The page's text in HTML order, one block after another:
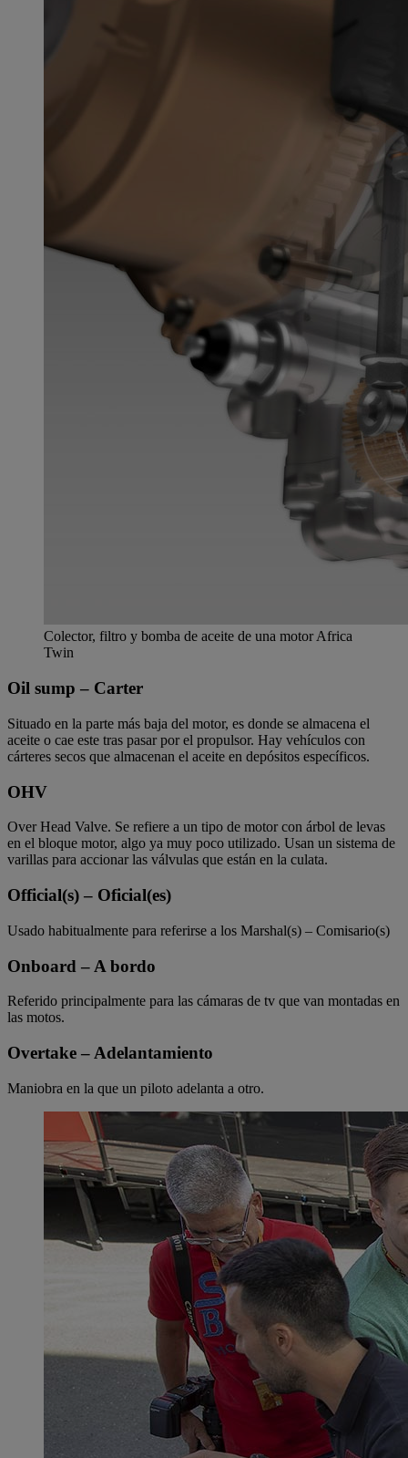
Colector, filtro y bomba de aceite de una motor Africa
Twin
Oil sump – Carter
Situado en la parte más baja del motor, es donde se almacena el
aceite o cae este tras pasar por el propulsor. Hay vehículos con
cárteres secos que almacenan el aceite en depósitos específicos.
OHV
Over Head Valve. Se refiere a un tipo de motor con árbol de levas
en el bloque motor, algo ya muy poco utilizado. Usan un sistema de
varillas para accionar las válvulas que están en la culata.
Official(s) – Oficial(es)
Usado habitualmente para referirse a los Marshal(s) – Comisario(s)
Onboard – A bordo
Referido principalmente para las cámaras de tv que van montadas en
las motos.
Overtake – Adelantamiento
Maniobra en la que un piloto adelanta a otro.